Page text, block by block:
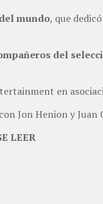
mundo, que
del
en
Jon Henion y Juan
LEER